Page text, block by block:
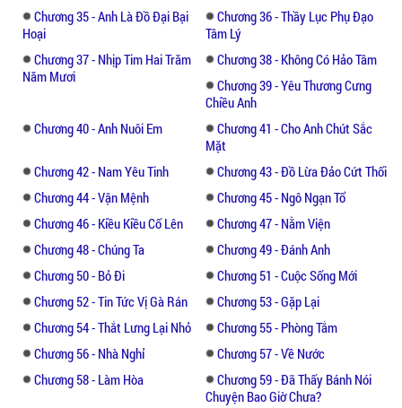
Chương 35 - Anh Là Đồ Đại Bại
Hoại
Chương 36 - Thầy Lục Phụ Đạo
Tâm Lý
Chương 37 - Nhịp Tim Hai Trăm
Năm Mươi
Chương 38 - Không Có Hảo Tâm
Chương 39 - Yêu Thương Cưng
Chiều Anh
Chương 40 - Anh Nuôi Em
Chương 41 - Cho Anh Chút Sắc
Mặt
Chương 42 - Nam Yêu Tinh
Chương 43 - Đồ Lừa Đảo Cứt Thối
Chương 44 - Vận Mệnh
Chương 45 - Ngô Ngạn Tổ
Chương 46 - Kiều Kiều Cố Lên
Chương 47 - Nằm Viện
Chương 48 - Chúng Ta
Chương 49 - Đánh Anh
Chương 50 - Bỏ Đi
Chương 51 - Cuộc Sống Mới
Chương 52 - Tin Tức Vị Gà Rán
Chương 53 - Gặp Lại
Chương 54 - Thắt Lưng Lại Nhỏ
Chương 55 - Phòng Tắm
Chương 56 - Nhà Nghỉ
Chương 57 - Về Nước
Chương 58 - Làm Hòa
Chương 59 - Đã Thấy Bánh Nói
Chuyện Bao Giờ Chưa?